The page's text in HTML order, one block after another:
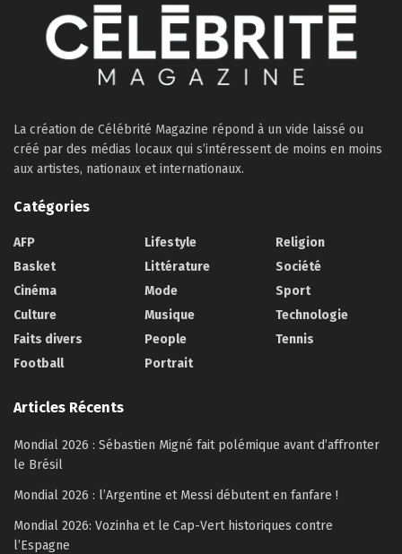
La création de Célébrité Magazine répond à un vide laissé ou
créé par des médias locaux qui s’intéressent de moins en moins
aux artistes, nationaux et internationaux.
Catégories
AFP
Basket
Cinéma
Culture
Faits divers
Football
Lifestyle
Littérature
Mode
Musique
People
Portrait
Religion
Société
Sport
Technologie
Tennis
Articles Récents
Mondial 2026 : Sébastien Migné fait polémique avant d’affronter
le Brésil
Mondial 2026 : l’Argentine et Messi débutent en fanfare !
Mondial 2026: Vozinha et le Cap-Vert historiques contre
l’Espagne